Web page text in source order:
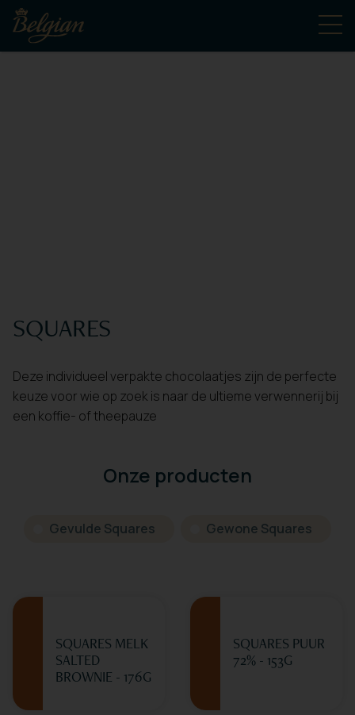
SQUARES
Deze individueel verpakte chocolaatjes zijn de perfecte
keuze voor wie op zoek is naar de ultieme verwennerij bij
een koffie- of theepauze
Onze producten
Gevulde Squares Gewone Squares
SQUARES MELK
SALTED
BROWNIE - 176G
SQUARES PUUR
72% - 153G